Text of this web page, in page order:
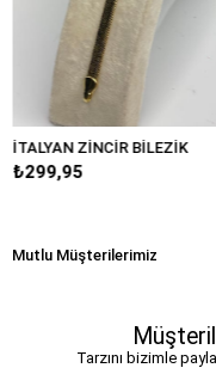
ZİNCİR BİLEZİK
Mutlu Müşterilerimiz
Tarzını bizimle